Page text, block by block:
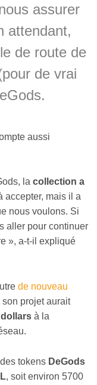
assurer
attendant,
de route de
de vrai
aussi
la collection a
accepter, mais il a
nous voulons. Si
aller pour continuer
», a-t-il expliqué
de nouveau
projet aurait
à la
des tokens DeGods
, soit environ 5700